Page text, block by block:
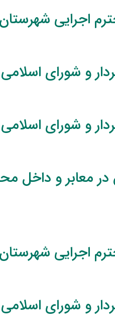
اجرایی
و شورای
و شورای
معابر و داخل
اجرایی
و شورای